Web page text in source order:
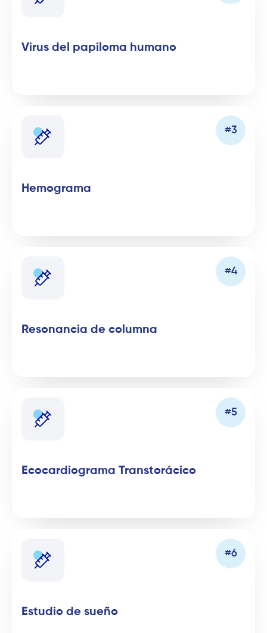
Virus del papiloma humano
Hemograma
Resonancia de columna
Ecocardiograma Transtorácico
Estudio de sueño